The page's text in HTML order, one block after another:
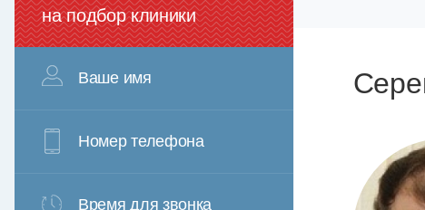
на подбор клиники
Ваше имя
Номер телефона
Время для звонка